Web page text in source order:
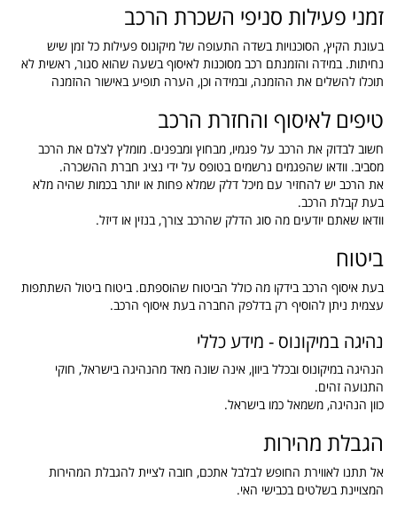
זמני פעילות סניפי השכרת הרכב
בעונת הקיץ, הסוכנויות בשדה התעופה של מיקונוס פעילות כל זמן שיש
נחיתות. במידה והזמנתם רכב מסוכנות לאיסוף בשעה שהוא סגור, ראשית לא
תוכלו להשלים את ההזמנה, ובמידה וכן, הערה תופיע באישור ההזמנה
טיפים לאיסוף והחזרת הרכב
חשוב לבדוק את הרכב על פגמיו, מבחוץ ומבפנים. מומלץ לצלם את הרכב
מסביב. וודאו שהפגמים נרשמים בטופס על ידי נציג חברת ההשכרה.
את הרכב יש להחזיר עם מיכל דלק שמלא פחות או יותר בכמות שהיה מלא
בעת קבלת הרכב.
וודאו שאתם יודעים מה סוג הדלק שהרכב צורך, בנזין או דיזל.
ביטוח
בעת איסוף הרכב בידקו מה כולל הביטוח שהוספתם. ביטוח ביטול השתתפות
עצמית ניתן להוסיף רק בדלפק החברה בעת איסוף הרכב.
נהיגה במיקונוס - מידע כללי
הנהיגה במיקונוס ובכלל ביוון, אינה שונה מאד מהנהיגה בישראל, חוקי
התנועה זהים.
כוון הנהיגה, משמאל כמו בישראל.
הגבלת מהירות
אל תתנו לאווירת החופש לבלבל אתכם, חובה לציית להגבלת המהירות
המצויינת בשלטים בכבישי האי.